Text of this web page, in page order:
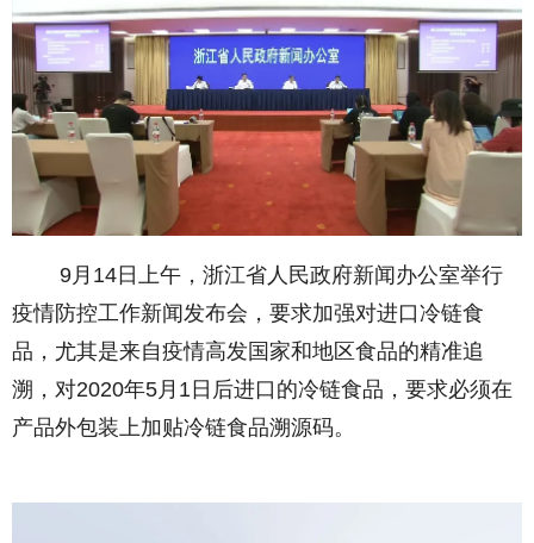
9月14日上午，浙江省人民政府新闻办公室举行
疫情防控工作新闻发布会，要求加强对进口冷链食
品，尤其是来自疫情高发国家和地区食品的精准追
溯，对2020年5月1日后进口的冷链食品，要求必须在
产品外包装上加贴冷链食品溯源码。